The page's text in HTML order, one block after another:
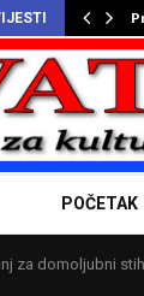
POČETAK
za domoljubni stih